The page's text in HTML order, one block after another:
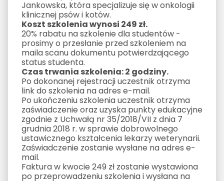
Jankowska, która specjalizuje się w onkologii
klinicznej psów i kotów.
Koszt szkolenia wynosi 249 zł.
20% rabatu na szkolenie dla studentów -
prosimy o przesłanie przed szkoleniem na
maila scanu dokumentu potwierdzającego
status studenta.
Czas trwania szkolenia: 2 godziny.
Po dokonanej rejestracji uczestnik otrzyma
link do szkolenia na adres e-mail.
Po ukończeniu szkolenia uczestnik otrzyma
zaświadczenie oraz uzyska punkty edukacyjne
zgodnie z Uchwałą nr 35/2018/VII z dnia 7
grudnia 2018 r. w sprawie dobrowolnego
ustawicznego kształcenia lekarzy weterynarii.
Zaświadczenie zostanie wysłane na adres e-
mail.
Faktura w kwocie 249 zł zostanie wystawiona
po przeprowadzeniu szkolenia i wysłana na